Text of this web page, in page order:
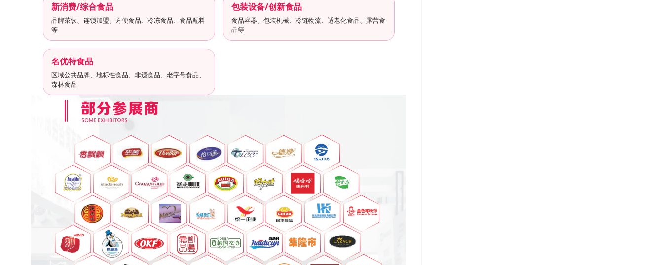
新消费/综合食品
品牌茶饮、连锁加盟、方便食品、冷冻食品、食品配料
等
包装设备/创新食品
食品容器、包装机械、冷链物流、适老化食品、露营食
品等
名优特食品
区域公共品牌、地标性食品、非遗食品、老字号食品、
森林食品